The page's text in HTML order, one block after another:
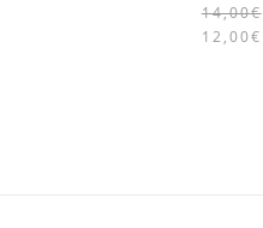
14,00€
12,00€